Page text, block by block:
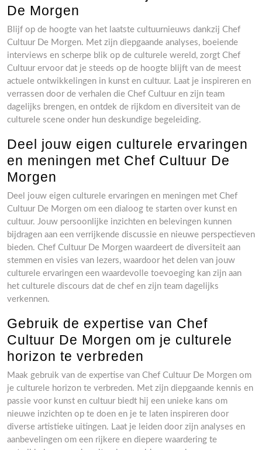
De Morgen
Blijf op de hoogte van het laatste cultuurnieuws dankzij Chef
Cultuur De Morgen. Met zijn diepgaande analyses, boeiende
interviews en scherpe blik op de culturele wereld, zorgt Chef
Cultuur ervoor dat je steeds op de hoogte blijft van de meest
actuele ontwikkelingen in kunst en cultuur. Laat je inspireren en
verrassen door de verhalen die Chef Cultuur en zijn team
dagelijks brengen, en ontdek de rijkdom en diversiteit van de
culturele scene onder hun deskundige begeleiding.
Deel jouw eigen culturele ervaringen
en meningen met Chef Cultuur De
Morgen
Deel jouw eigen culturele ervaringen en meningen met Chef
Cultuur De Morgen om een dialoog te starten over kunst en
cultuur. Jouw persoonlijke inzichten en belevingen kunnen
bijdragen aan een verrijkende discussie en nieuwe perspectieven
bieden. Chef Cultuur De Morgen waardeert de diversiteit aan
stemmen en visies van lezers, waardoor het delen van jouw
culturele ervaringen een waardevolle toevoeging kan zijn aan
het culturele discours dat de chef en zijn team dagelijks
verkennen.
Gebruik de expertise van Chef
Cultuur De Morgen om je culturele
horizon te verbreden
Maak gebruik van de expertise van Chef Cultuur De Morgen om
je culturele horizon te verbreden. Met zijn diepgaande kennis en
passie voor kunst en cultuur biedt hij een unieke kans om
nieuwe inzichten op te doen en je te laten inspireren door
diverse artistieke uitingen. Laat je leiden door zijn analyses en
aanbevelingen om een rijkere en diepere waardering te